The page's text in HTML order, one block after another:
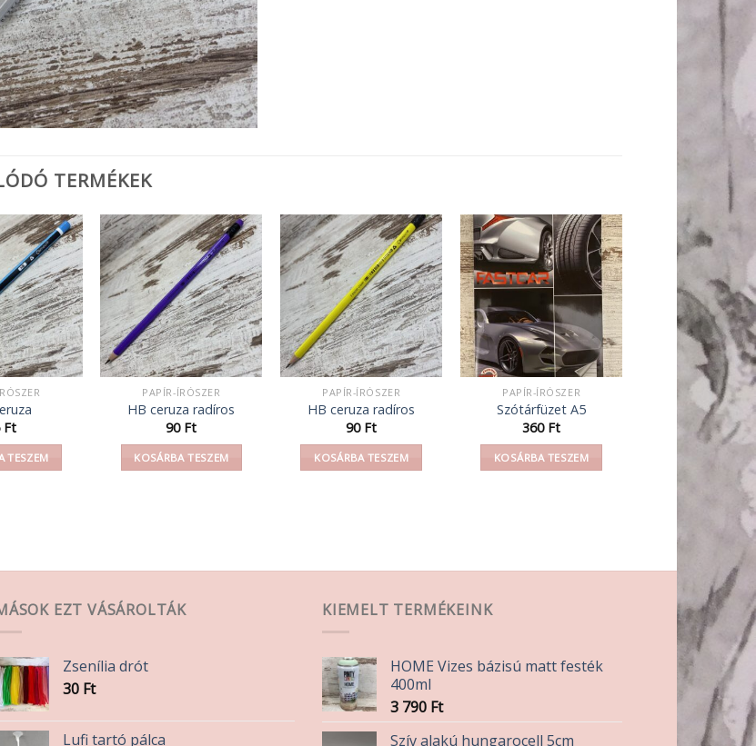
TERMÉKEK
Ft
TESZEM
PAPÍR-ÍRÓSZER
HB ceruza radíros
90 Ft
KOSÁRBA TESZEM
PAPÍR-ÍRÓSZER
HB ceruza radíros
90 Ft
KOSÁRBA TESZEM
PAPÍR-ÍRÓSZER
Szótárfüzet A5
360 Ft
KOSÁRBA TESZEM
EZT VÁSÁROLTÁK
Zsenília drót
30 Ft
Lufi tartó pálca
KIEMELT TERMÉKEINK
HOME Vizes bázisú matt festék
400ml
3 790 Ft
Szív alakú hungarocell 5cm